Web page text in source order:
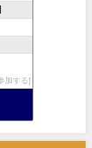
加する